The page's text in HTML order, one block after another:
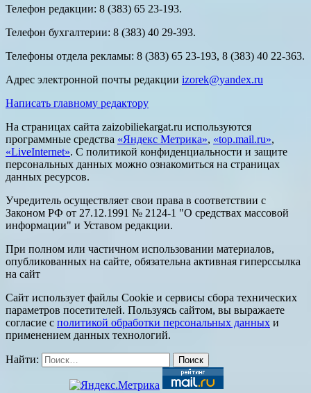
Телефон редакции: 8 (383) 65 23-193.
Телефон бухгалтерии: 8 (383) 40 29-393.
Телефоны отдела рекламы: 8 (383) 65 23-193, 8 (383) 40 22-363.
Адрес электронной почты редакции izorek@yandex.ru
Написать главному редактору
На страницах сайта zaizobiliekargat.ru используются
программные средства «Яндекс Метрика», «top.mail.ru»,
«LiveInternet». С политикой конфиденциальности и защите
персональных данных можно ознакомиться на страницах
данных ресурсов.
Учредитель осуществляет свои права в соответствии с
Законом РФ от 27.12.1991 № 2124-1 "О средствах массовой
информации" и Уставом редакции.
При полном или частичном использовании материалов,
опубликованных на сайте, обязательна активная гиперссылка
на сайт
Сайт использует файлы Cookie и сервисы сбора технических
параметров посетителей. Пользуясь сайтом, вы выражаете
согласие с политикой обработки персональных данных и
применением данных технологий.
Найти: